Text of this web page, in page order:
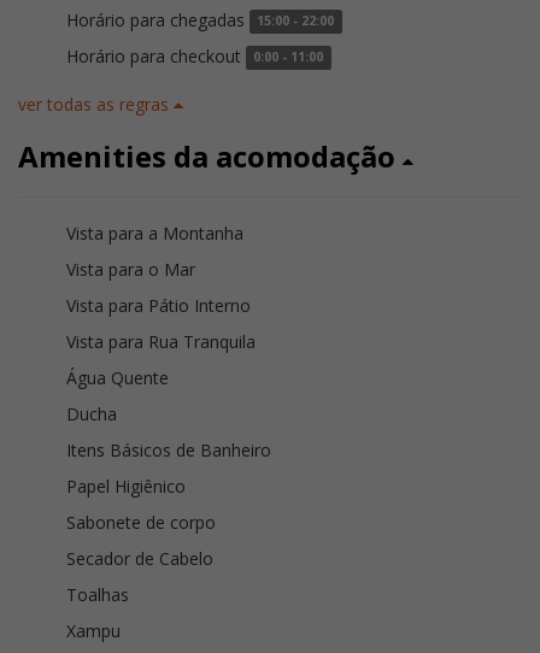
Horário para chegadas 15:00 - 22:00
Horário para checkout 0:00 - 11:00
ver todas as regras
Amenities da acomodação
Vista para a Montanha
Vista para o Mar
Vista para Pátio Interno
Vista para Rua Tranquila
Água Quente
Ducha
Itens Básicos de Banheiro
Papel Higiênico
Sabonete de corpo
Secador de Cabelo
Toalhas
Xampu